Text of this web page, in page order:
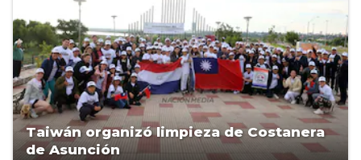
Taiwán organizó limpieza de Costanera
de Asunción